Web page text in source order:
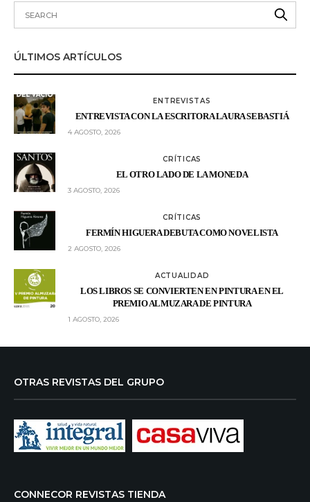
ÚLTIMOS ARTÍCULOS
ENTREVISTAS
ENTREVISTA CON LA ESCRITORA LAURA SEBASTIÁ
4 AGOSTO, 2026
CRÍTICAS
EL OTRO LADO DE LA MONEDA
3 AGOSTO, 2026
CRÍTICAS
FERMÍN HIGUERA DEBUTA COMO NOVELISTA
2 AGOSTO, 2026
ACTUALIDAD
LOS LIBROS SE CONVIERTEN EN PINTURA EN EL
PREMIO ALMUZARA DE PINTURA
1 AGOSTO, 2026
OTRAS REVISTAS DEL GRUPO
CONNECOR REVISTAS TIENDA